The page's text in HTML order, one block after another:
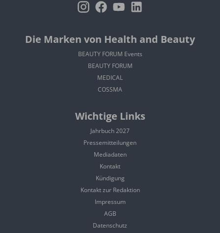
Die Marken von Health and Beauty
BEAUTY FORUM Events
BEAUTY FORUM
MEDICAL
COSSMA
Wichtige Links
Jahrbuch 2027
Pressemitteilungen
Mediadaten
Kontakt
Kündigung
Kontakt zur Redaktion
Impressum
AGB
Datenschutz